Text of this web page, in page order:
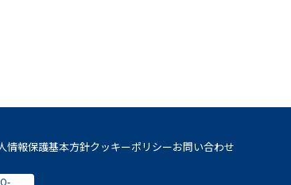
情報保護基本方針クッキーポリシーお問い合わせ